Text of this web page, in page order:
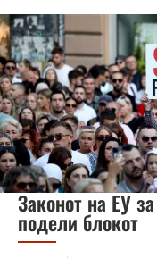
Законот на ЕУ
подели блокот